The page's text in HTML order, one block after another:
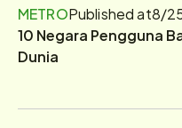
METROPublished at8/
10 Negara Pengguna
Dunia